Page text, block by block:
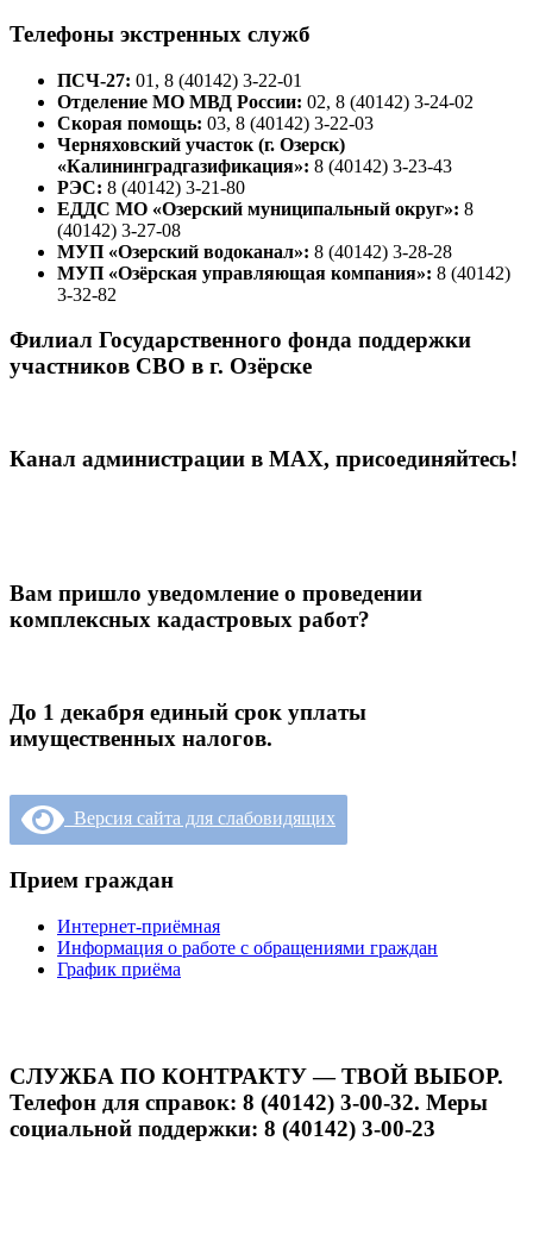
Телефоны экстренных служб
ПСЧ-27: 01, 8 (40142) 3-22-01
Отделение МО МВД России: 02, 8 (40142) 3-24-02
Скорая помощь: 03, 8 (40142) 3-22-03
Черняховский участок (г. Озерск)
«Калининградгазификация»: 8 (40142) 3-23-43
РЭС: 8 (40142) 3-21-80
ЕДДС МО «Озерский муниципальный округ»: 8
(40142) 3-27-08
МУП «Озерский водоканал»: 8 (40142) 3-28-28
МУП «Озёрская управляющая компания»: 8 (40142)
3-32-82
Филиал Государственного фонда поддержки
участников СВО в г. Озёрске
Канал администрации в МАХ, присоединяйтесь!
Вам пришло уведомление о проведении
комплексных кадастровых работ?
До 1 декабря единый срок уплаты
имущественных налогов.
Версия сайта для слабовидящих
Прием граждан
Интернет-приёмная
Информация о работе с обращениями граждан
График приёма
СЛУЖБА ПО КОНТРАКТУ — ТВОЙ ВЫБОР.
Телефон для справок: 8 (40142) 3-00-32. Меры
социальной поддержки: 8 (40142) 3-00-23